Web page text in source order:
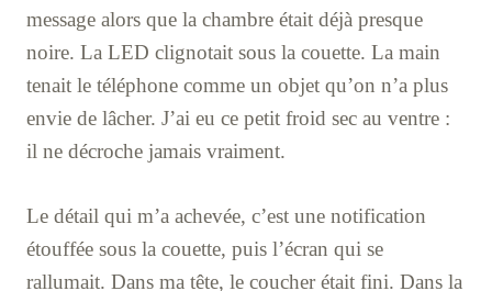
message alors que la chambre était déjà presque
noire. La LED clignotait sous la couette. La main
tenait le téléphone comme un objet qu’on n’a plus
envie de lâcher. J’ai eu ce petit froid sec au ventre :
il ne décroche jamais vraiment.
Le détail qui m’a achevée, c’est une notification
étouffée sous la couette, puis l’écran qui se
rallumait. Dans ma tête, le coucher était fini. Dans la